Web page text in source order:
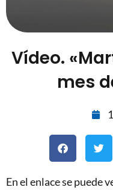
Vídeo.
mes
En el enlace se puede